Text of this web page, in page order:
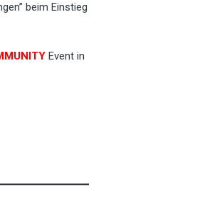
beim Einstieg
Event in